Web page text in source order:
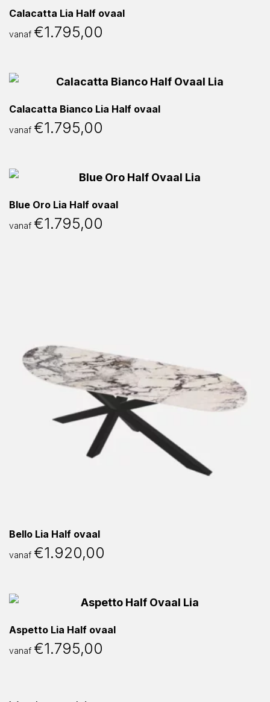
Calacatta Lia Half ovaal
vanaf €1.795,00
Calacatta Bianco Lia Half ovaal
vanaf €1.795,00
Blue Oro Lia Half ovaal
vanaf €1.795,00
Bello Lia Half ovaal
vanaf €1.920,00
Aspetto Lia Half ovaal
vanaf €1.795,00